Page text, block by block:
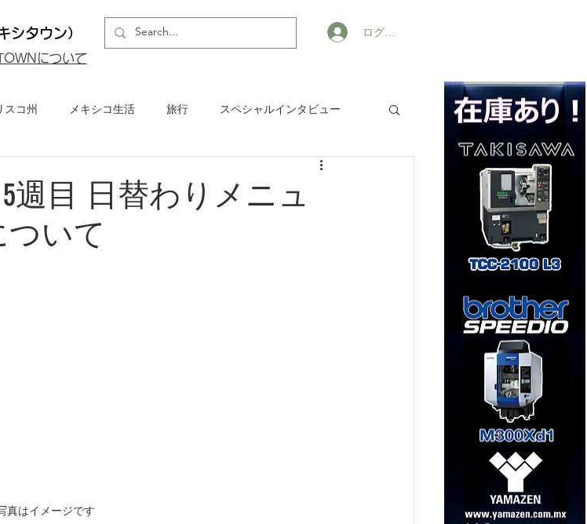
タウン）
について
ログイン
スコ州 メキシコ生活 旅行 スペシャルインタビュー
5週目 日替わりメニュ
いて
真はイメージです